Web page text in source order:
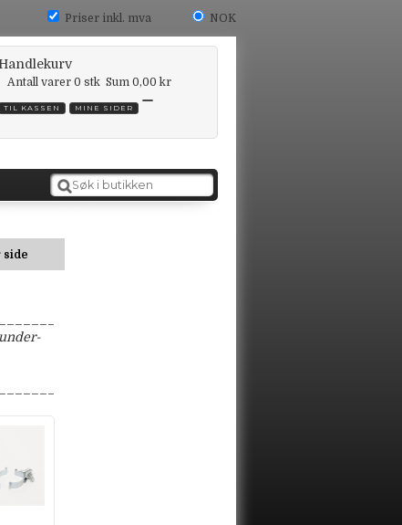
NOK
Priser inkl. mva
Handlekurv
Antall varer 0 stk Sum 0,00 kr
TIL KASSEN MINE SIDER
side